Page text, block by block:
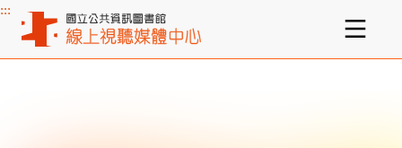
主要內容區塊
:::